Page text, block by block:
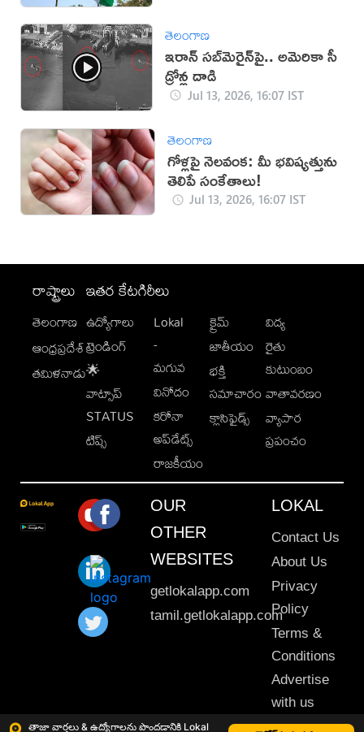
తాజా వార్తలు & ఉద్యోగాలను పొందడానికి Lokal
తెలంగాణ
ఇరాన్‌ సబ్‌మెరైన్‌పై.. అమెరికా సీ
డ్రోన్ల దాడి
Jul 13, 2026, 16:07 IST
తెలంగాణ
గోళ్లపై నెలవంక: మీ భవిష్యత్తును
తెలిపే సంకేతాలు!
Jul 13, 2026, 16:07 IST
రాష్ట్రాలు
తెలంగాణ
ఆంధ్రప్రదేశ్
తమిళనాడు
ఇతర కేటగిరీలు
ఉద్యోగాలు
ట్రెండింగ్
🌟
వాట్సాప్
STATUS
టిప్స్
Lokal
-
మగువ
వినోదం
కరోనా
అప్‌డేట్స్
రాజకీయం
క్రైమ్
జాతీయం
భక్తి
సమాచారం
క్లాసిఫైడ్స్
విద్య
రైతు
కుటుంబం
వాతావరణం
వ్యాపార
ప్రపంచం
OUR
OTHER
WEBSITES
getlokalapp.com
tamil.getlokalapp.com
LOKAL
Contact Us
About Us
Privacy
Policy
Terms &
Conditions
Advertise
with us
Sitemap